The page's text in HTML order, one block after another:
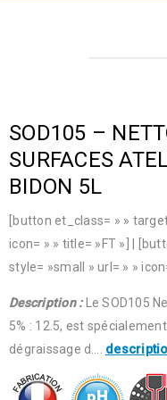
SOD105 –
SURFACES
BIDON 5L
[button et_class= » »
icon= » » title= »FT »] |
style= »small » url= » »
Description :
Le SOD105
5% : 12.5, est
dégraissage d….